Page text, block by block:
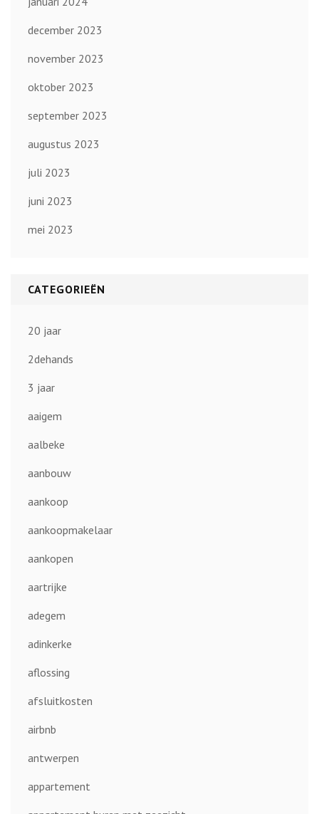
december 2023
november 2023
oktober 2023
september 2023
augustus 2023
juli 2023
juni 2023
mei 2023
CATEGORIEËN
20 jaar
2dehands
3 jaar
aaigem
aalbeke
aanbouw
aankoop
aankoopmakelaar
aankopen
aartrijke
adegem
adinkerke
aflossing
afsluitkosten
airbnb
antwerpen
appartement